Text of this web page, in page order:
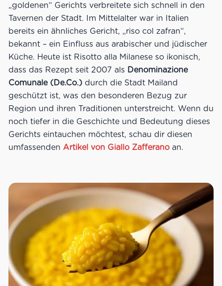
„goldenen“ Gerichts verbreitete sich schnell in den
Tavernen der Stadt. Im Mittelalter war in Italien
bereits ein ähnliches Gericht, „riso col zafran“,
bekannt – ein Einfluss aus arabischer und jüdischer
Küche. Heute ist Risotto alla Milanese so ikonisch,
dass das Rezept seit 2007 als Denominazione
Comunale (De.Co.)durch die Stadt Mailand
geschützt ist, was den besonderen Bezug zur
Region und ihren Traditionen unterstreicht. Wenn du
noch tiefer in die Geschichte und Bedeutung dieses
Gerichts eintauchen möchtest, schau dir diesen
umfassenden Artikel von Giallo Zafferanoan.